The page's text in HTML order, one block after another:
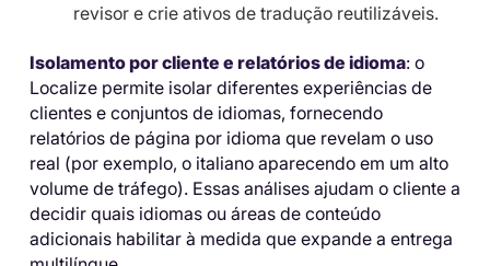
revisor e crie ativos de tradução reutilizáveis.
Isolamento por cliente e relatórios de idioma: o
Localize permite isolar diferentes experiências de
clientes e conjuntos de idiomas, fornecendo
relatórios de página por idioma que revelam o uso
real (por exemplo, o italiano aparecendo em um alto
volume de tráfego). Essas análises ajudam o cliente a
decidir quais idiomas ou áreas de conteúdo
adicionais habilitar à medida que expande a entrega